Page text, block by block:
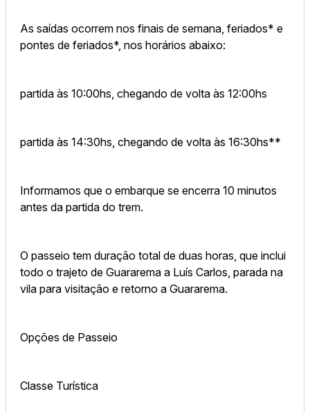
As saídas ocorrem nos finais de semana, feriados* e
pontes de feriados*, nos horários abaixo:
partida às 10:00hs, chegando de volta às 12:00hs
partida às 14:30hs, chegando de volta às 16:30hs**
Informamos que o embarque se encerra 10 minutos
antes da partida do trem.
O passeio tem duração total de duas horas, que inclui
todo o trajeto de Guararema a Luís Carlos, parada na
vila para visitação e retorno a Guararema.
Opções de Passeio
Classe Turística